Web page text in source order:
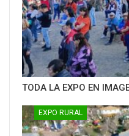
TODA LA EXPO EN
EXPO RURAL